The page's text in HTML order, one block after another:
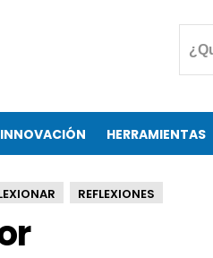
INNOVACIÓN HERRAMIENTAS
REFLEXIONES